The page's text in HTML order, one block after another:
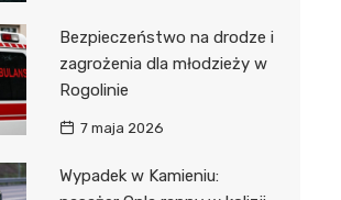
Bezpieczeństwo na drodze i
zagrożenia dla młodzieży w
Rogolinie
7 maja 2026
Wypadek w Kamieniu: